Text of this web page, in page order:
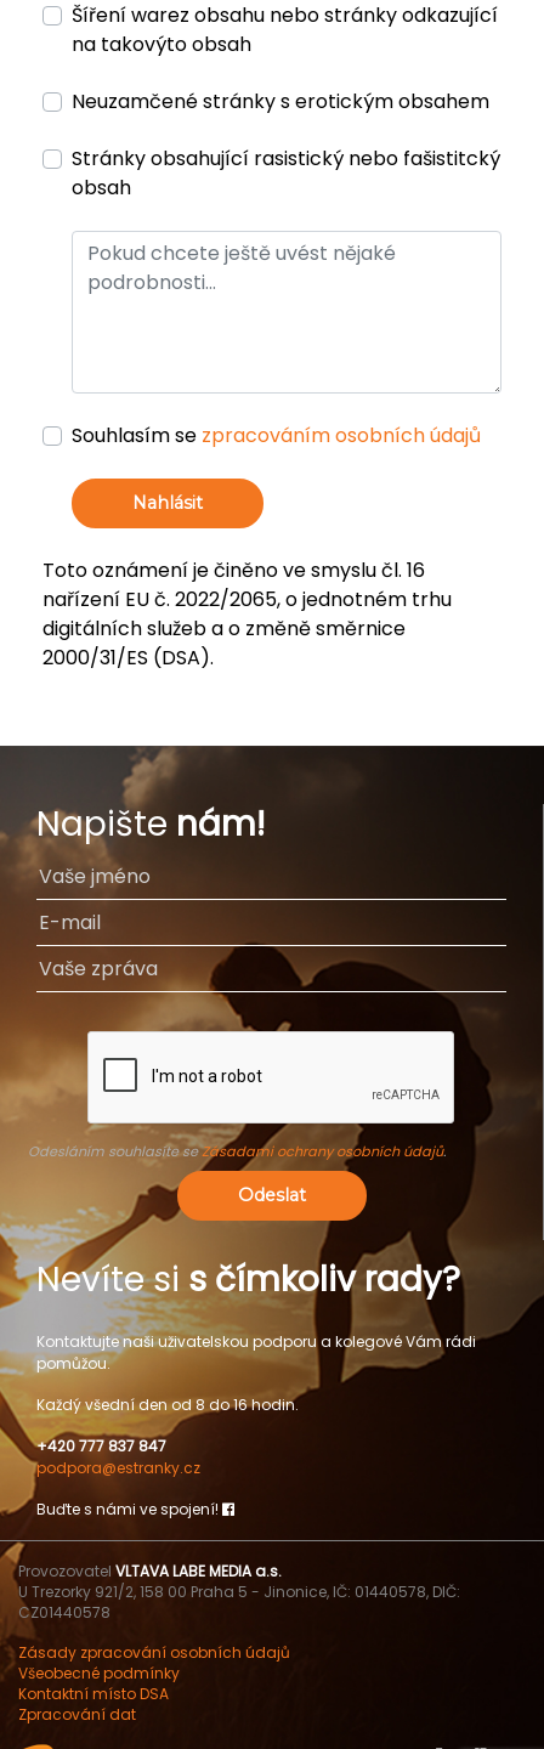
Šíření warez obsahu nebo stránky odkazující
na takovýto obsah
Neuzamčené stránky s erotickým obsahem
Stránky obsahující rasistický nebo fašistitcký
obsah
Souhlasím se zpracováním osobních údajů
Nahlásit
Toto oznámení je činěno ve smyslu čl. 16
nařízení EU č. 2022/2065, o jednotném trhu
digitálních služeb a o změně směrnice
2000/31/ES (DSA).
Napište nám!
Odesláním souhlasíte seZásadami ochrany osobních údajů.
Odeslat
Nevíte si s čímkoliv rady?
Kontaktujte naši uživatelskou podporu a kolegové Vám rádi
pomůžou.
Každý všední den od 8 do 16 hodin.
+420 777 837 847
podpora@estranky.cz
Buďte s námi ve spojení!
Provozovatel VLTAVA LABE MEDIA a.s.
U Trezorky 921/2, 158 00 Praha 5 - Jinonice, IČ: 01440578, DIČ:
CZ01440578
Zásady zpracování osobních údajů
Všeobecné podmínky
Kontaktní místo DSA
Zpracování dat